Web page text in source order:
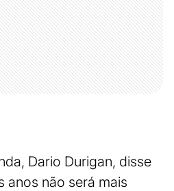
Dario Durigan, disse
anos não será mais